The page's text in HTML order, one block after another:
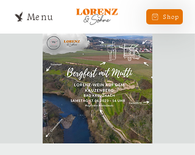
Menu Shop